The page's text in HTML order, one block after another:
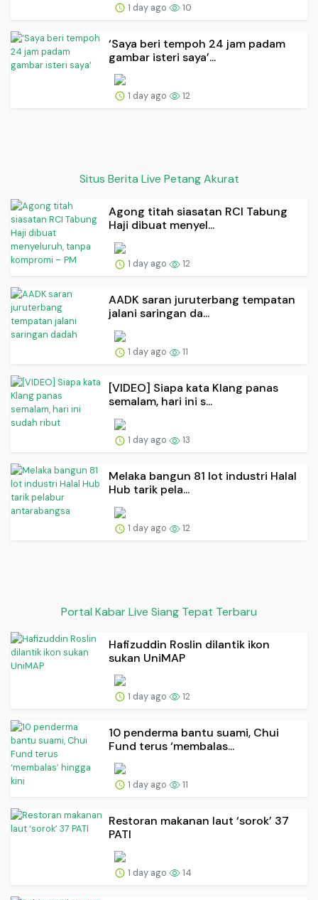
1 day ago 10
‘Saya beri tempoh 24 jam padam
gambar isteri saya’...
1 day ago 12
Situs Berita Live Petang Akurat
Agong titah siasatan RCI Tabung
Haji dibuat menyel...
1 day ago 12
AADK saran juruterbang tempatan
jalani saringan da...
1 day ago 11
[VIDEO] Siapa kata Klang panas
semalam, hari ini s...
1 day ago 13
Melaka bangun 81 lot industri Halal
Hub tarik pela...
1 day ago 12
Portal Kabar Live Siang Tepat Terbaru
Hafizuddin Roslin dilantik ikon
sukan UniMAP
1 day ago 12
10 penderma bantu suami, Chui
Fund terus ‘membalas...
1 day ago 11
Restoran makanan laut ‘sorok’ 37
PATI
1 day ago 14